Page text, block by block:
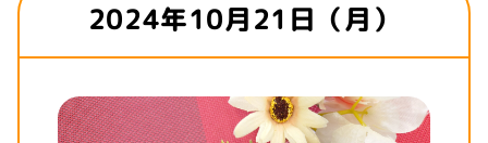
2024年10月21日（月）